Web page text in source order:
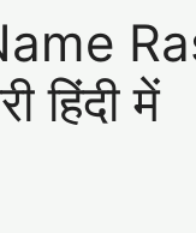
हिंदी में